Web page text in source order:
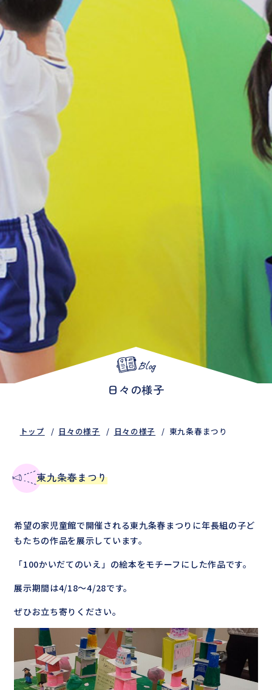
Blog
日々の様子
トップ 日々の様子 日々の様子 東九条春まつり
東九条春まつり
希望の家児童館で開催される東九条春まつりに年長組の子ど
もたちの作品を展示しています。
「100かいだてのいえ」の絵本をモチーフにした作品です。
展示期間は4/18～4/28です。
ぜひお立ち寄りください。